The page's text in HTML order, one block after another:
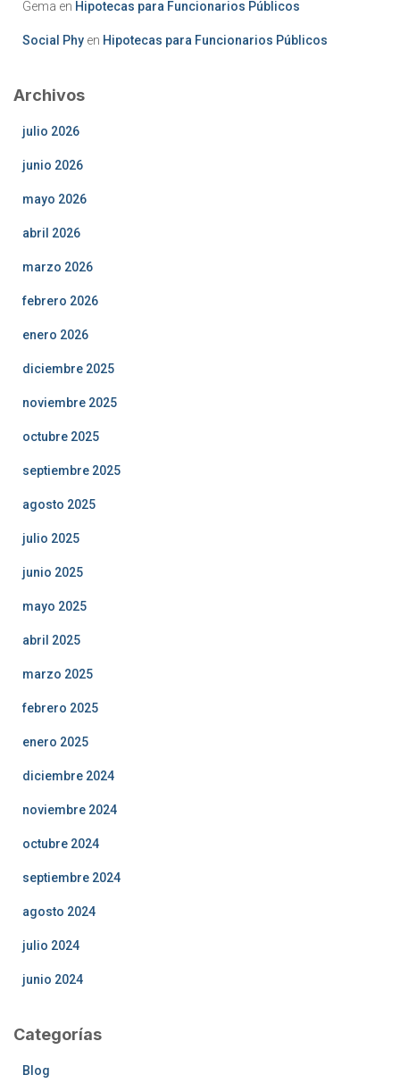
Gema en Hipotecas para Funcionarios Públicos
Social Phy en Hipotecas para Funcionarios Públicos
Archivos
julio 2026
junio 2026
mayo 2026
abril 2026
marzo 2026
febrero 2026
enero 2026
diciembre 2025
noviembre 2025
octubre 2025
septiembre 2025
agosto 2025
julio 2025
junio 2025
mayo 2025
abril 2025
marzo 2025
febrero 2025
enero 2025
diciembre 2024
noviembre 2024
octubre 2024
septiembre 2024
agosto 2024
julio 2024
junio 2024
Categorías
Blog